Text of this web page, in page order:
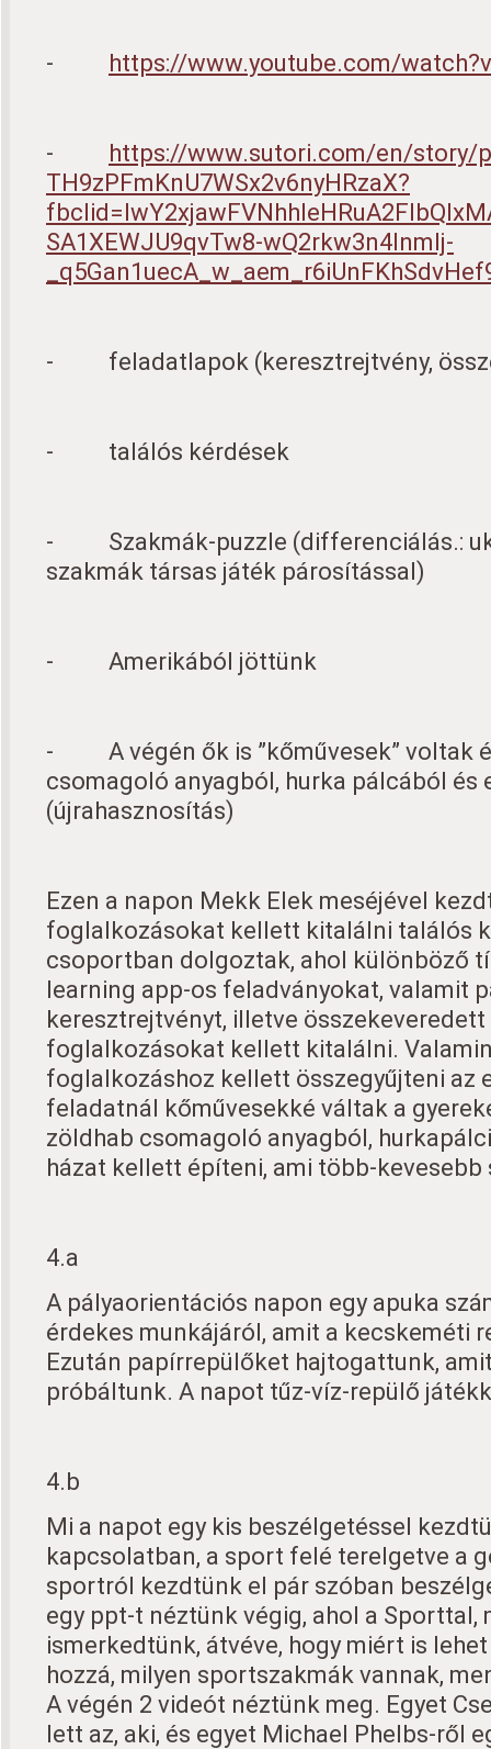
- https://www.youtube.com/
- https://www.sutori.com/en/story/
TH9zPFmKnU7WSx2v6nyHRzaX?
SA1XEWJU9qvTw8-wQ2rkw3n4InmIj-
- feladatlapok (keresztrejtvény,
- találós kérdések
- Szakmák-puzzle (differenciálás.:
szakmák társas játék párosítással)
- Amerikából jöttünk
- A végén ők is ”kőművesek” voltak
csomagoló anyagból, hurka pálcából és
(újrahasznosítás)
Ezen a napon Mekk Elek meséjével
foglalkozásokat kellett kitalálni találós
csoportban dolgoztak, ahol különböző
learning app-os feladványokat, valamit
keresztrejtvényt, illetve
foglalkozásokat kellett kitalálni.
foglalkozáshoz kellett összegyűjteni az
feladatnál kőművesekké váltak a
zöldhab csomagoló anyagból,
házat kellett építeni, ami több-
4.a
A pályaorientációs napon egy apuka
érdekes munkájáról, amit a kecskeméti
Ezután papírrepülőket hajtogattunk,
próbáltunk. A napot tűz-víz-repülő
4.b
Mi a napot egy kis beszélgetéssel
kapcsolatban, a sport felé terelgetve a
sportról kezdtünk el pár szóban
egy ppt-t néztünk végig, ahol a
ismerkedtünk, átvéve, hogy miért is
hozzá, milyen sportszakmák vannak,
A végén 2 videót néztünk meg. Egyet
lett az, aki, és egyet Michael Phelbs-ről